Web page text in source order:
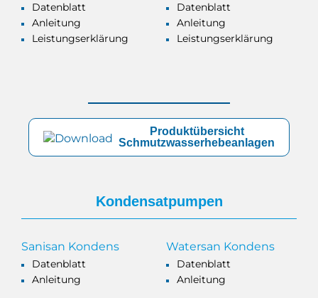
Datenblatt
Anleitung
Leistungserklärung
Datenblatt
Anleitung
Leistungserklärung
Produktübersicht
Schmutzwasserhebeanlagen
Kondensatpumpen
Sanisan Kondens
Datenblatt
Anleitung
Watersan Kondens
Datenblatt
Anleitung